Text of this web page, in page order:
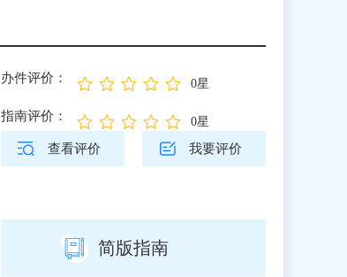
办件评价： 0星
指南评价： 0星
查看评价 我要评价
简版指南